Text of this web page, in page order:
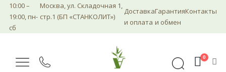
10:00 –
19:00, пн-
сб
Москва, ул. Складочная 1,
стр.1 (БП «СТАНКОЛИТ»)
Доставка
и оплата
Гарантия
и обмен
Контакты
0